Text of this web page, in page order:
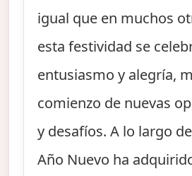
igual que en muchos
esta festividad se
entusiasmo y alegría,
comienzo de nuevas
y desafíos. A lo largo
Año Nuevo ha